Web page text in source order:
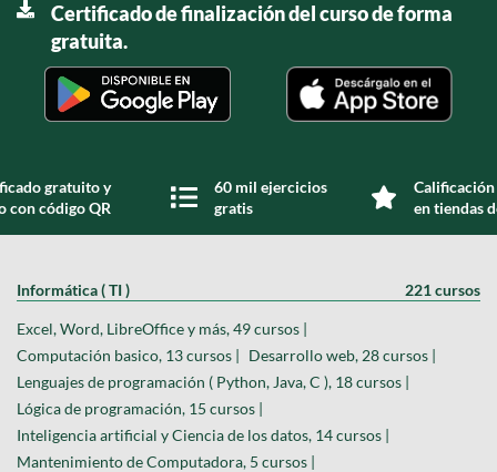
Certificado de finalización del curso de forma
gratuita.
gratuito y
con código QR
60 mil ejercicios
gratis
en tiendas
Informática ( TI ) 221 cursos
Excel, Word, LibreOffice y más, 49 cursos |
Computación basico, 13 cursos | Desarrollo web, 28 cursos |
Lenguajes de programación ( Python, Java, C ), 18 cursos |
Lógica de programación, 15 cursos |
Inteligencia artificial y Ciencia de los datos, 14 cursos |
Mantenimiento de Computadora, 5 cursos |